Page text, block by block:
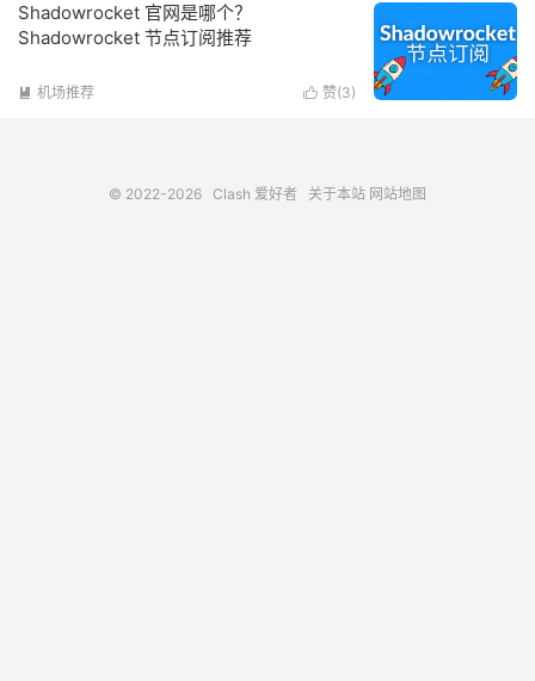
Shadowrocket 官网是哪个？
Shadowrocket 节点订阅推荐
 赞(3)
 机场推荐
© 2022-2026 Clash 爱好者 关于本站 网站地图